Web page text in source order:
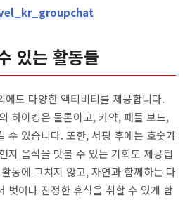
있는 활동들
에도 다양한 액티비티를 제공합니다.
하이킹은 물론이고, 카약, 패들 보드,
수 있습니다. 또한, 서핑 후에는 호숫가
지 음식을 맛볼 수 있는 기회도 제공됩
동에 그치지 않고, 자연과 함께하는 다
벗어나 진정한 휴식을 취할 수 있게 합